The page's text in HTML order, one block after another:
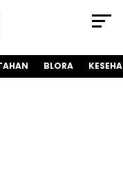
BLORA